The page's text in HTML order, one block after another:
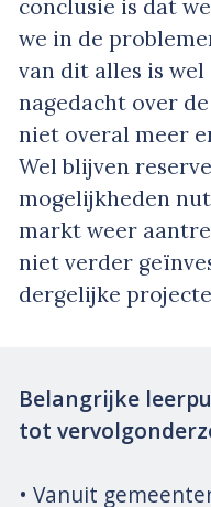
conclusie is dat
we in de
van dit alles is
nagedacht over
niet overal meer
Wel blijven
mogelijkheden
markt weer
niet verder
dergelijke
Belangrijke
tot
• Vanuit